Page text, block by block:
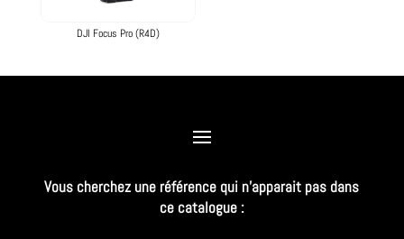
DJI Focus Pro (R4D)
Vous cherchez une référence qui n’apparait pas dans
ce catalogue :